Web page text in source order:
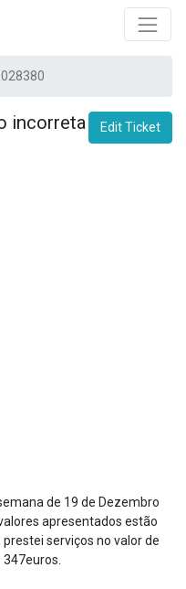
incorreta
Edit Ticket
de 19 de Dezembro
apresentados estão
serviços no valor de